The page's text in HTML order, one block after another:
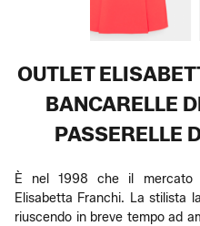
OUTLET
BANCARELLE
PASSERELLE
È nel 1998 che il mercato
Elisabetta Franchi. La stilista
riuscendo in breve tempo ad